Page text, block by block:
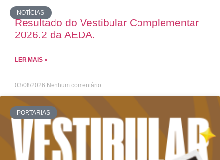
NOTÍCIAS
Resultado do Vestibular Complementar
2026.2 da AEDA.
LER MAIS »
03/08/2026 Nenhum comentário
PORTARIAS